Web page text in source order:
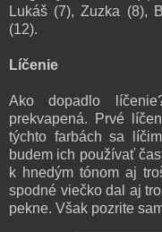
Lukáš (7), Zuzka (8),
(12).
Líčenie
Ako dopadlo
prekvapená. Prvé
týchto farbách sa
budem ich používať
k hnedým tónom aj
spodné viečko dal aj
pekne. Však pozrite